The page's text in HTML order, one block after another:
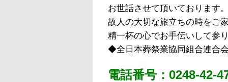
お世話させて頂いております。
故人の大切な旅立ちの時をご
精一杯の心でお手伝いして参り
◆全日本葬祭業協同組合連合
電話番号：0248-42-